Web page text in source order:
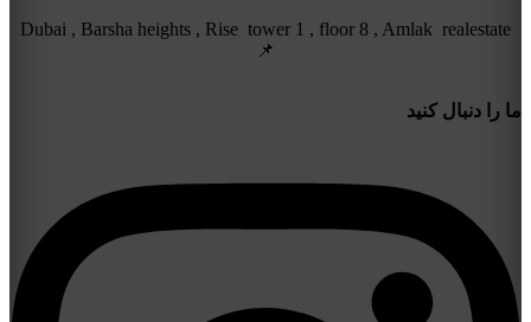
Dubai , Barsha heights , Rise tower 1 , floor 8 , Amlak realestate
📌
ما را دنبال کنید